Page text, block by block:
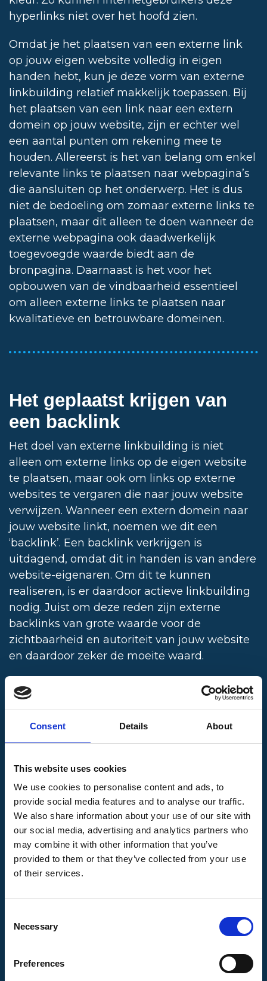
Consent Details About
This website uses cookies
We use cookies to personalise content and ads, to
provide social media features and to analyse our traffic.
We also share information about your use of our site with
our social media, advertising and analytics partners who
may combine it with other information that you’ve
provided to them or that they’ve collected from your use
of their services.
Selection
Necessary
Preferences
hyperlinks niet over het hoofd zien.
Omdat je het plaatsen van een externe link
op jouw eigen website volledig in eigen
handen hebt, kun je deze vorm van externe
linkbuilding relatief makkelijk toepassen. Bij
het plaatsen van een link naar een extern
domein op jouw website, zijn er echter wel
een aantal punten om rekening mee te
houden. Allereerst is het van belang om enkel
relevante links te plaatsen naar webpagina’s
die aansluiten op het onderwerp. Het is dus
niet de bedoeling om zomaar externe links te
plaatsen, maar dit alleen te doen wanneer de
externe webpagina ook daadwerkelijk
toegevoegde waarde biedt aan de
bronpagina. Daarnaast is het voor het
opbouwen van de vindbaarheid essentieel
om alleen externe links te plaatsen naar
kwalitatieve en betrouwbare domeinen.
Het geplaatst krijgen van
een backlink
Het doel van externe linkbuilding is niet
alleen om externe links op de eigen website
te plaatsen, maar ook om links op externe
websites te vergaren die naar jouw website
verwijzen. Wanneer een extern domein naar
jouw website linkt, noemen we dit een
‘backlink’. Een backlink verkrijgen is
uitdagend, omdat dit in handen is van andere
website-eigenaren. Om dit te kunnen
realiseren, is er daardoor actieve linkbuilding
nodig. Juist om deze reden zijn externe
backlinks van grote waarde voor de
zichtbaarheid en autoriteit van jouw website
en daardoor zeker de moeite waard.
Wanneer veel externe domeinen naar jouw
website verwijzen, geeft dit namelijk een
webpagina’s relevante informatie bevatten.
webpagina’s belangrijk zijn voor gerelateerde
zoekopdrachten. Ook hier speelt de
gebruikerservaring een cruciale rol: wanneer
internetgebruikers op jouw website
interessante informatie kunnen vinden, is het
voor de zoekmachine van belang om jouw
website hoog in de zoekresultaten te tonen.
Uiteindelijk wil Google immers dat bezoekers
vaker gaan gebruiken. Door het vergaren van
in de zoekresultaten komen te staan en